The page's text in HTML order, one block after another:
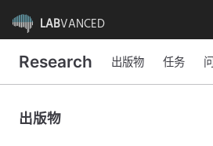
LABVANCED
Research 出版物 任务
出版物